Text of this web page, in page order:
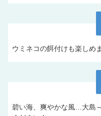
ウミネコの餌付けも楽しめ
碧い海、爽やかな風…大島